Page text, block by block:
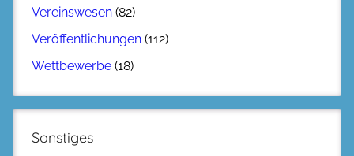
Vereinswesen (82)
Veröffentlichungen (112)
Wettbewerbe (18)
Sonstiges